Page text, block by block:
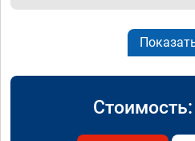
Стоимость: